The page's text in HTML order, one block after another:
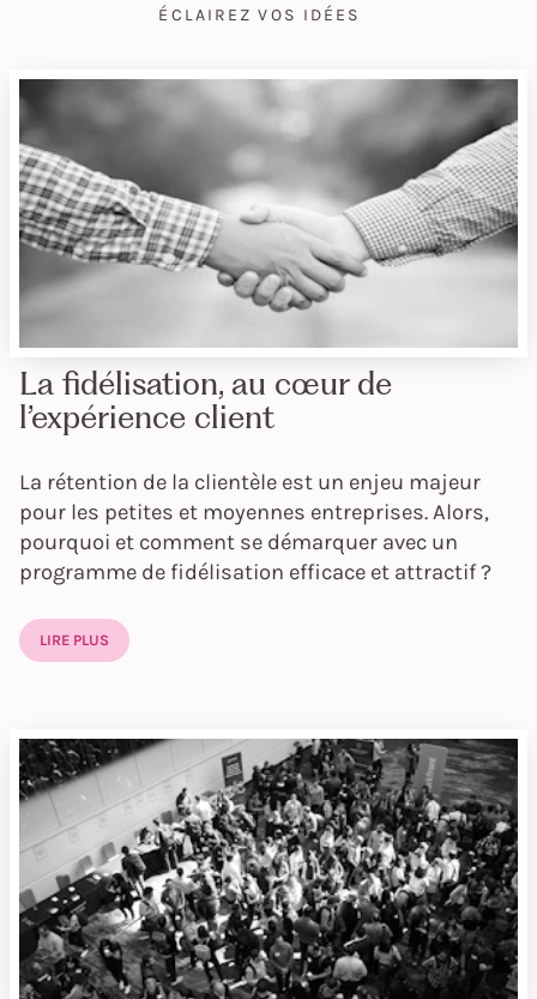
ÉCLAIREZ VOS IDÉES
La fidélisation, au cœur de
l’expérience client
La rétention de la clientèle est un enjeu majeur
pour les petites et moyennes entreprises. Alors,
pourquoi et comment se démarquer avec un
programme de fidélisation efficace et attractif ?
LIRE PLUS